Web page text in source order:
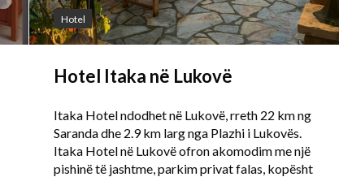
Hotel
Hotel Itaka në Lukovë
Itaka Hotel ndodhet në Lukovë, rreth 22 km ng
Saranda dhe 2.9 km larg nga Plazhi i Lukovës.
Itaka Hotel në Lukovë ofron akomodim me një
pishinë të jashtme, parkim privat falas, kopësht